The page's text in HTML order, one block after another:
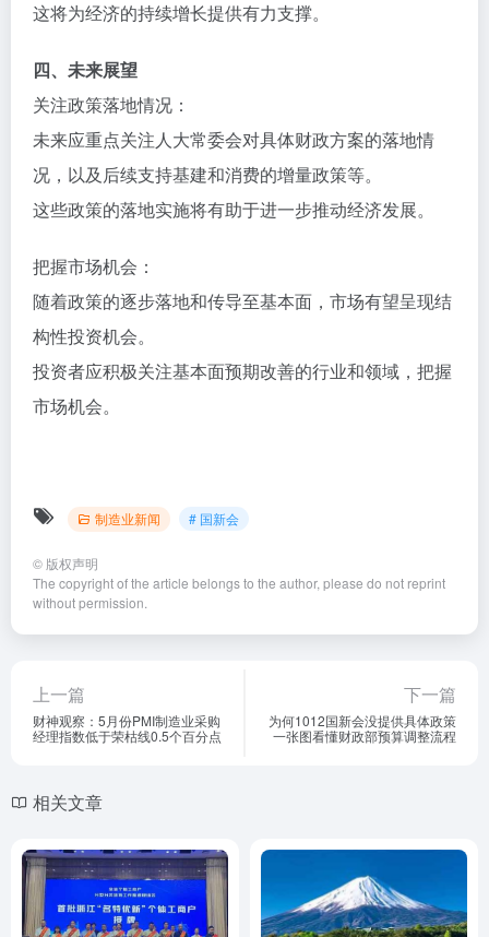
这将为经济的持续增长提供有力支撑。
四、未来展望
关注政策落地情况：
未来应重点关注人大常委会对具体财政方案的落地情
况，以及后续支持基建和消费的增量政策等。
这些政策的落地实施将有助于进一步推动经济发展。
把握市场机会：
随着政策的逐步落地和传导至基本面，市场有望呈现结
构性投资机会。
投资者应积极关注基本面预期改善的行业和领域，把握
市场机会。
制造业新闻 # 国新会
© 版权声明
The copyright of the article belongs to the author, please do not reprint
without permission.
上一篇
财神观察：5月份PMI制造业采购
经理指数低于荣枯线0.5个百分点
下一篇
为何1012国新会没提供具体政策
一张图看懂财政部预算调整流程
相关文章